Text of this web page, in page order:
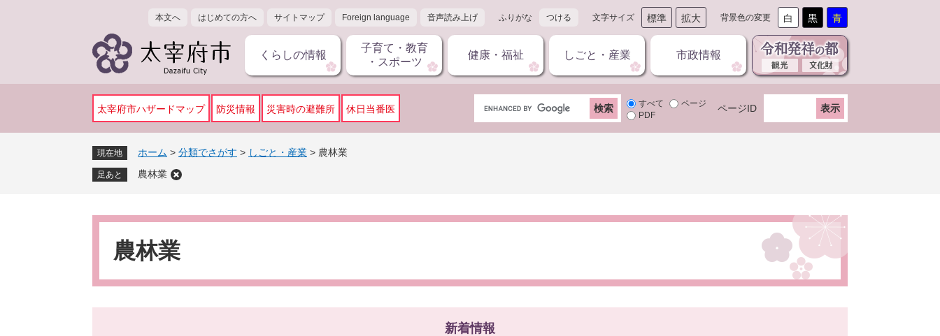
本文へ はじめての方へ サイトマップ Foreign language 音声読み上げ ふりがな つける 文字サイズ 標準 拡大 背景色の変更 白 黒 青
くらしの情報
子育て・教育
・スポーツ
健康・福祉 しごと・産業 市政情報
太宰府市ハザードマップ 防災情報 災害時の避難所 休日当番医
G
o
タ
すべて
ページ
PDF
ページID
現在地 ホーム > 分類でさがす > しごと・産業 > 農林業
足あと 農林業
本
農林業
新着情報